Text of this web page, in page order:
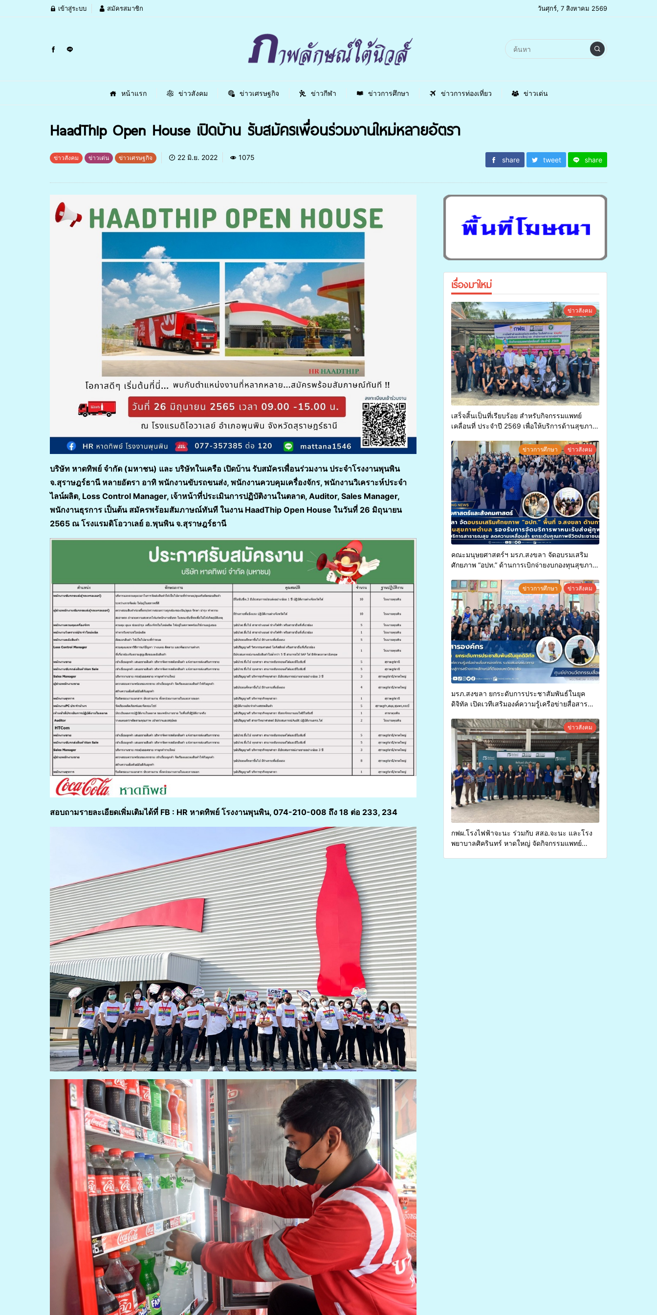
เข้าสู่ระบบ สมัครสมาชิก วันศุกร์, 7 สิงหาคม 2569
หน้าแรก ข่าวสังคม ข่าวเศรษฐกิจ ข่าวกีฬา ข่าวการศึกษา ข่าวการท่องเที่ยว ข่าวเด่น
HaadThip Open House เปิดบ้าน รับสมัครเพื่อนร่วมงานใหม่หลายอัตรา
ข่าวสังคม ข่าวเด่น ข่าวเศรษฐกิจ 22 มิ.ย. 2022 1075 share tweet share
บริษัท หาดทิพย์ จำกัด (มหาชน) และ บริษัทในเครือ เปิดบ้าน รับสมัครเพื่อนร่วมงาน ประจำโรงงานพุนพิน
จ.สุราษฎร์ธานี หลายอัตรา อาทิ พนักงานขับรถขนส่ง, พนักงานควบคุมเครื่องจักร, พนักงานวิเคราะห์ประจำ
ไลน์ผลิต, Loss Control Manager, เจ้าหน้าที่ประเมินการปฏิบัติงานในตลาด, Auditor, Sales Manager,
พนักงานธุรการ เป็นต้น สมัครพร้อมสัมภาษณ์ทันที ในงาน HaadThip Open House ในวันที่ 26 มิถุนายน
2565 ณ โรงแรมดิโอวาเลย์ อ.พุนพิน จ.สุราษฎร์ธานี
สอบถามรายละเอียดเพิ่มเติมได้ที่ FB : HR หาดทิพย์ โรงงานพุนพิน, 074-210-008 ถึง 18 ต่อ 233, 234
เรื่องมาใหม่
ข่าวสังคม
เสร็จสิ้นเป็นที่เรียบร้อย สำหรับกิจกรรมแพทย์
เคลื่อนที่ ประจำปี 2569 เพื่อให้บริการด้านสุขภาพ
ข่าวการศึกษา ข่าวสังคม
คณะมนุษยศาสตร์ฯ มรภ.สงขลา จัดอบรมเสริม
ศักยภาพ “อปท.” ด้านการเบิกจ่ายงบกองทุนสุขภาพ
ทุพพลภาพเพื่อเข้ารับบริการสาธารณสุข ลดความ
เหลื่อมล้ำ ยกระดับคุณภาพชีวิตประชาชนอย่าง
ยั่งยืน
ข่าวการศึกษา ข่าวสังคม
มรภ.สงขลา ยกระดับการประชาสัมพันธ์ในยุค
ดิจิทัล เปิดเวทีเสริมองค์ความรู้เครือข่ายสื่อสาร
การสร้างภาพลักษณ์ที่ดีของมหาวิทยาลัยข่าวสังคม
กฟผ.โรงไฟฟ้าจะนะ ร่วมกับ สสอ.จะนะ และโรง
พยาบาลศิครินทร์ หาดใหญ่ จัดกิจกรรมแพทย์